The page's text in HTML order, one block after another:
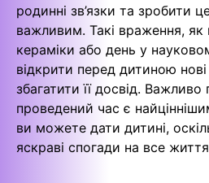
родинні зв’язки та зробити
важливим. Такі враження,
кераміки або день у
відкрити перед дитиною нові
збагатити її досвід. Важливо
проведений час є
ви можете дати дитині,
яскраві спогади на все